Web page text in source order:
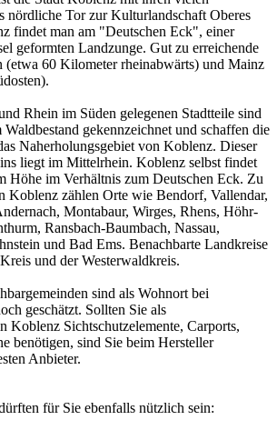
nördliche Tor zur Kulturlandschaft Oberes
findet man am "Deutschen Eck", einer
geformten Landzunge. Gut zu erreichende
(etwa 60 Kilometer rheinabwärts) und Mainz
Rhein im Süden gelegenen Stadtteile sind
gekennzeichnet und schaffen die
Naherholungsgebiet von Koblenz. Dieser
liegt im Mittelrhein. Koblenz selbst findet
Höhe im Verhältnis zum Deutschen Eck. Zu
Koblenz zählen Orte wie Bendorf, Vallendar,
Montabaur, Wirges, Rhens, Höhr-
Ransbach-Baumbach, Nassau,
und Bad Ems. Benachbarte Landkreise
und der Westerwaldkreis.
sind als Wohnort bei
geschätzt. Sollten Sie als
Koblenz Sichtschutzelemente, Carports,
benötigen, sind Sie beim Hersteller
Anbieter.
für Sie ebenfalls nützlich sein: